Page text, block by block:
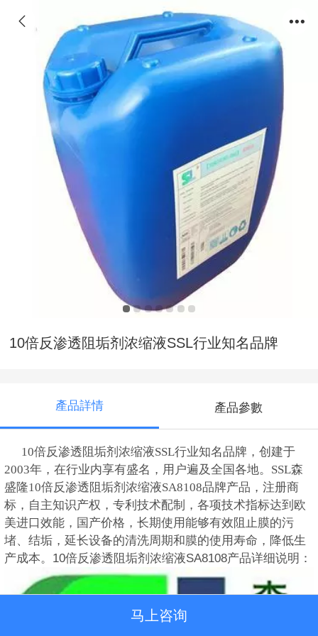
10倍反渗透阻垢剂浓缩液SSL行业知名品牌
產品詳情 產品參數
10倍反渗透阻垢剂浓缩液SSL行业知名品牌，创建于
2003年，在行业内享有盛名，用户遍及全国各地。SSL森
盛隆10倍反渗透阻垢剂 浓缩液SA8108品牌产品，注册商
标，自主知识产权，专利技术配制，各项技术指标达到欧
美进口效能，国产价格，长期使用能够有效阻止膜的污
堵、结垢，延长设备的清洗周期和膜的使用寿命，降低生
产成本。 10倍反渗透阻垢剂浓缩液SA8108产品详细说明：
马上咨询